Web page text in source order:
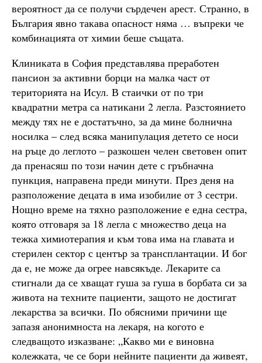
вероятност да се получи сърдечен арест. Странно, в
България явно такава опасност няма … въпреки че
комбинацията от химии беше същата.
Клиниката в София представлява преработен
пансион за активни борци на малка част от
територията на Исул. В стаички от по три
квадратни метра са натикани 2 легла. Разстоянието
между тях не е достатъчно, за да мине болнична
носилка – след всяка манипулация детето се носи
на ръце до леглото – разкошен челен световен опит
да пренасяш по този начин дете с гръбначна
пункция, направена преди минути. През деня на
разположение децата в има изобилие от 3 сестри.
Нощно време на тяхно разположение е една сестра,
която отговаря за 18 легла с множество деца на
тежка химиотерапия и към това има на главата и
стерилен сектор с център за трансплантации. И бог
да е, не може да огрее навсякъде. Лекарите са
стигнали да се хващат гуша за гуша в борбата си за
живота на техните пациенти, защото не достигат
лекарства за всички. По обясними причини ще
запазя анонимноста на лекаря, на когото е
следващото изказване: „Какво ми е виновна
колежката, че се бори нейните пациенти да живеят,